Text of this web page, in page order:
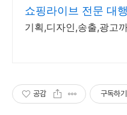
쇼핑라이브 전문 대
기획,디자인,송출,광고
공감 구독하기